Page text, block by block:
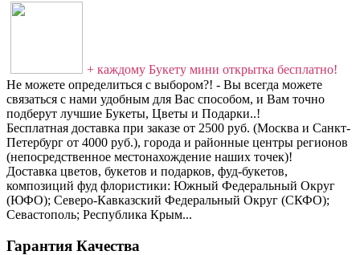
+ каждому Букету мини открытка бесплатно!
Не можете определиться с выбором?! - Вы всегда можете
связаться с нами удобным для Вас способом, и Вам точно
подберут лучшие Букеты, Цветы и Подарки..!
Бесплатная доставка при заказе от 2500 руб. (Москва и Санкт-
Петербург от 4000 руб.), города и районные центры регионов
(непосредственное местонахождение наших точек)!
Доставка цветов, букетов и подарков, фуд-букетов,
композиций фуд флористики: Южный Федеральный Округ
(ЮФО); Северо-Кавказский Федеральный Округ (СКФО);
Севастополь; Республика Крым...
Гарантия Качества